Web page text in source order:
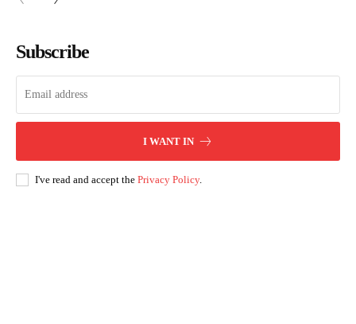
Subscribe
I WANT IN
I've read and accept the Privacy Policy.